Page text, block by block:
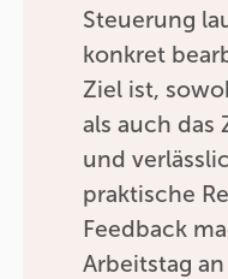
Steuerung
konkret
Ziel ist,
als auch das
und
praktische
Feedback
Arbeitstag